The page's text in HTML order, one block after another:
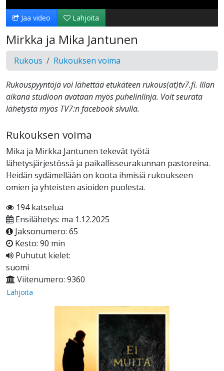
Jaa video Lahjoita
Mirkka ja Mika Jantunen
Rukous Rukouksen voima
Rukouspyyntöjä voi lähettää etukäteen rukous(at)tv7.fi. Illan
aikana studioon avataan myös puhelinlinja. Voit seurata
lähetystä myös TV7:n facebook sivulla.
Rukouksen voima
Mika ja Mirkka Jantunen tekevät työtä
lähetysjärjestössä ja paikallisseurakunnan pastoreina.
Heidän sydämellään on koota ihmisiä rukoukseen
omien ja yhteisten asioiden puolesta.
194 katselua
Ensilähetys: ma 1.12.2025
Jaksonumero: 65
Kesto: 90 min
Puhutut kielet:
suomi
Viitenumero: 9360
Lahjoita